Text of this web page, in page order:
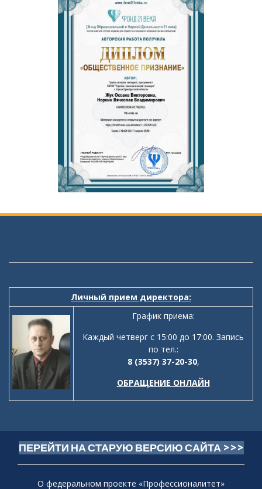
Личный прием директора:
График приема:
Каждый четверг с 15:00 до 17:00. Запись
по тел.:
8 (3537) 37-20-30,
ОБРАЩЕНИЕ ОНЛАЙН
ПЕРЕЙТИ НА СТАРУЮ ВЕРСИЮ САЙТА >>>
О федеральном проекте «Профессионалитет»